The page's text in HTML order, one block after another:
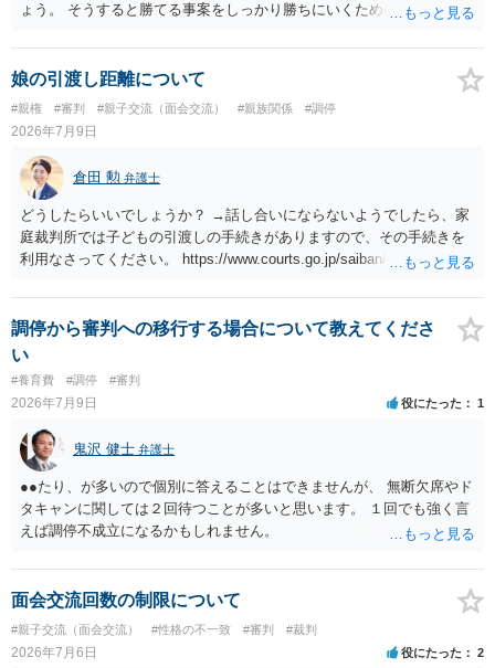
ょう。 そうすると勝てる事案をしっかり勝ちにいくためにも弁護士委
娘の引渡し距離について
#親権 #審判 #親子交流（面会交流） #親族関係 #調停
2026年7月9日
倉田 勲 弁護士
どうしたらいいでしょうか？ →話し合いにならないようでしたら、家
庭裁判所では子どもの引渡しの手続きがありますので、その手続きを
利用なさってください。 https://www.courts.go.jp/saiban/syurui/syurui
調停から審判への移行する場合について教えてくださ
い
#養育費 #調停 #審判
2026年7月9日 役にたった 1
鬼沢 健士 弁護士
●●たり、が多いので個別に答えることはできませんが、 無断欠席やド
タキャンに関しては２回待つことが多いと思います。 １回でも強く言
えば調停不成立になるかもしれません。
面会交流回数の制限について
#親子交流（面会交流） #性格の不一致 #審判 #裁判
2026年7月6日 役にたった 2